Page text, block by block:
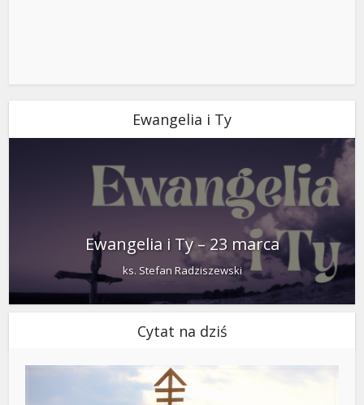
Ewangelia i Ty
Ewangelia i Ty – 23 marca
ks. Stefan Radziszewski
Cytat na dziś